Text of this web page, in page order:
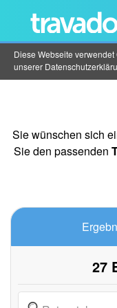
Diese Webseite
unserer
Sie wünschen sich
Sie den passenden
27